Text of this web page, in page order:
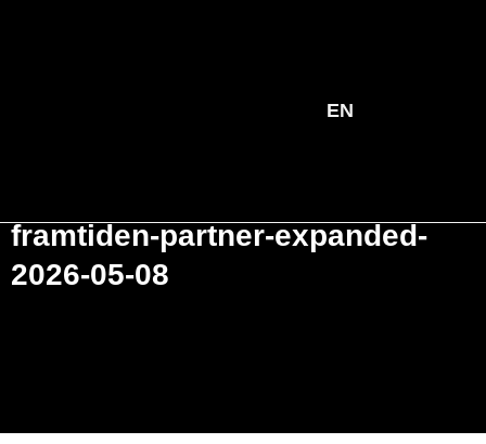
EN
framtiden-partner-expanded-
2026-05-08